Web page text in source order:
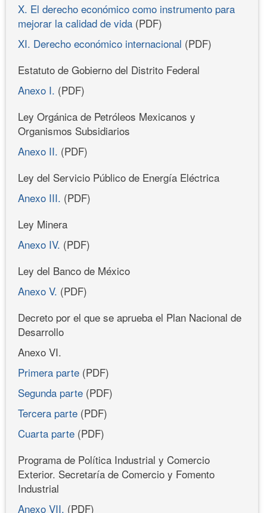
X. El derecho económico como instrumento para
mejorar la calidad de vida (PDF)
XI. Derecho económico internacional (PDF)
Estatuto de Gobierno del Distrito Federal
Anexo I. (PDF)
Ley Orgánica de Petróleos Mexicanos y
Organismos Subsidiarios
Anexo II. (PDF)
Ley del Servicio Público de Energía Eléctrica
Anexo III. (PDF)
Ley Minera
Anexo IV. (PDF)
Ley del Banco de México
Anexo V. (PDF)
Decreto por el que se aprueba el Plan Nacional de
Desarrollo
Anexo VI.
Primera parte (PDF)
Segunda parte (PDF)
Tercera parte (PDF)
Cuarta parte (PDF)
Programa de Política Industrial y Comercio
Exterior. Secretaría de Comercio y Fomento
Industrial
Anexo VII. (PDF)